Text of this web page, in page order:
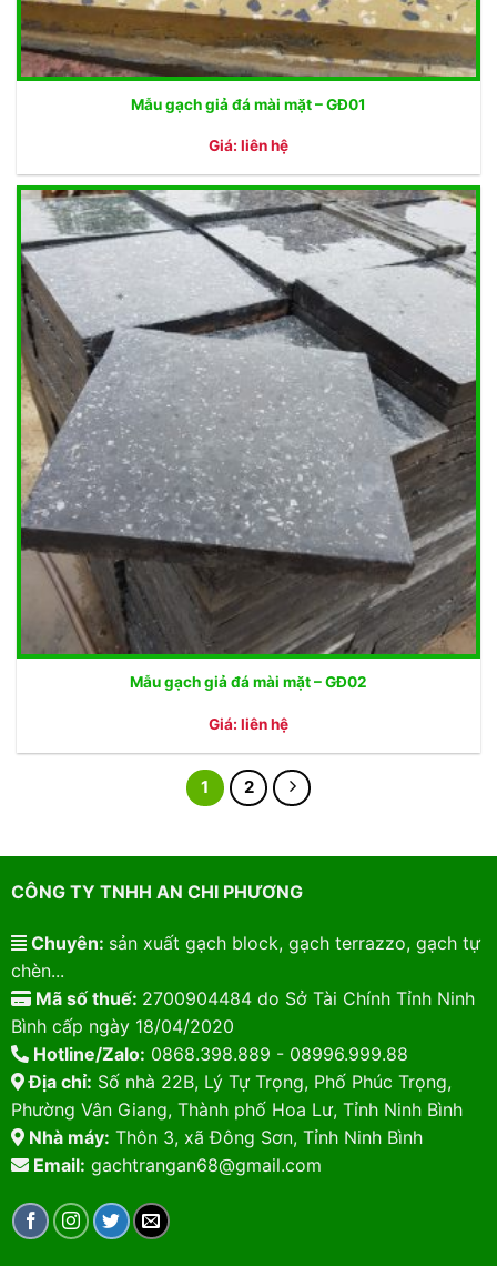
Mẫu gạch giả đá mài mặt – GĐ01
Giá: liên hệ
Mẫu gạch giả đá mài mặt – GĐ02
Giá: liên hệ
1 2
CÔNG TY TNHH AN CHI PHƯƠNG
Chuyên: sản xuất gạch block, gạch terrazzo, gạch tự
chèn...
Mã số thuế: 2700904484 do Sở Tài Chính Tỉnh Ninh
Bình cấp ngày 18/04/2020
Hotline/Zalo: 0868.398.889 - 08996.999.88
Địa chỉ: Số nhà 22B, Lý Tự Trọng, Phố Phúc Trọng,
Phường Vân Giang, Thành phố Hoa Lư, Tỉnh Ninh Bình
Nhà máy: Thôn 3, xã Đông Sơn, Tỉnh Ninh Bình
Email: gachtrangan68@gmail.com